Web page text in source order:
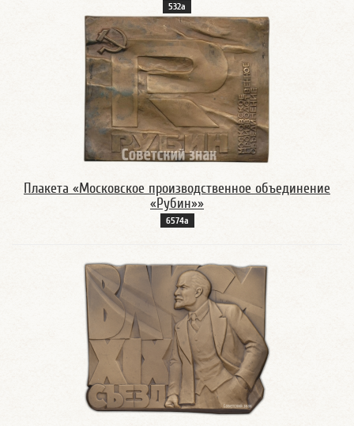
532а
Плакета «Московское производственное объединение
«Рубин»»
6574а